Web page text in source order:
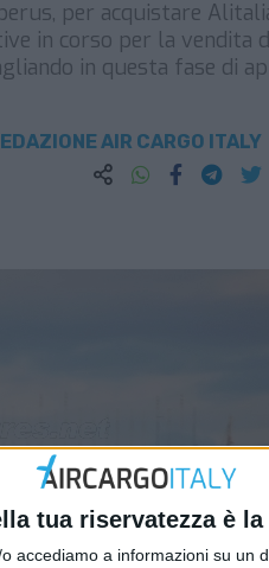
tua riservatezza è
accediamo a informazioni su un
per acquistare
in corso per la vendita
in questa fase di
AIR CARGO ITALY